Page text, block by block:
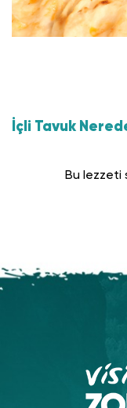
İçli Tavuk
Bu lezzeti